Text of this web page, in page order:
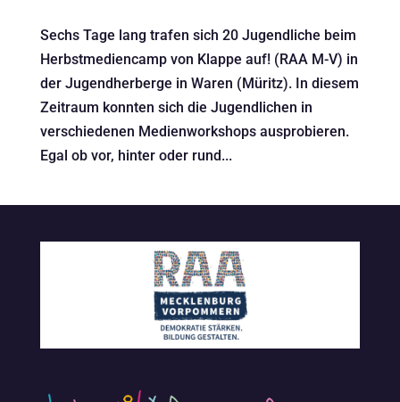
Sechs Tage lang trafen sich 20 Jugendliche beim
Herbstmediencamp von Klappe auf! (RAA M-V) in
der Jugendherberge in Waren (Müritz). In diesem
Zeitraum konnten sich die Jugendlichen in
verschiedenen Medienworkshops ausprobieren.
Egal ob vor, hinter oder rund...